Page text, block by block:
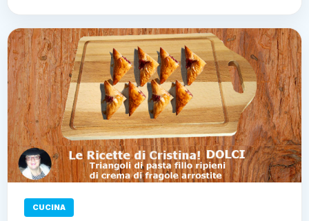
CUCINA